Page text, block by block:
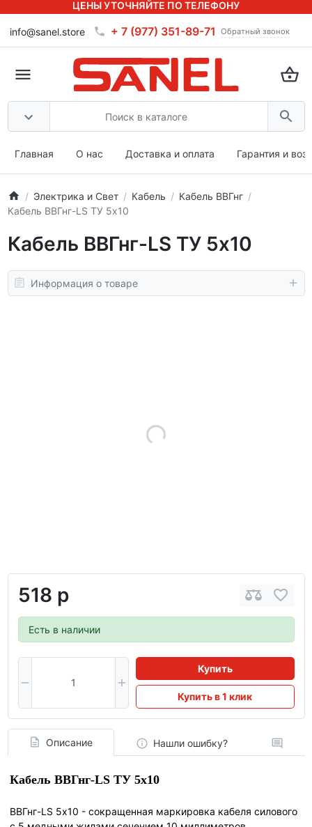
ЦЕНЫ УТОЧНЯЙТЕ ПО ТЕЛЕФОНУ
info@sanel.store + 7 (977) 351-89-71 Обратный звонок
Главная О нас Доставка и оплата Гарантия и
Электрика и Свет Кабель
Кабель ВВГнг
Кабель ВВГнг-LS ТУ 5x10
Кабель ВВГнг-LS ТУ 5x10
Информация о товаре
518 р
Есть в наличии
Купить
Купить в 1 клик
Описание Нашли ошибку?
Кабель ВВГнг-LS ТУ 5x10
ВВГнг-LS 5х10 - сокращенная маркировка кабеля силового